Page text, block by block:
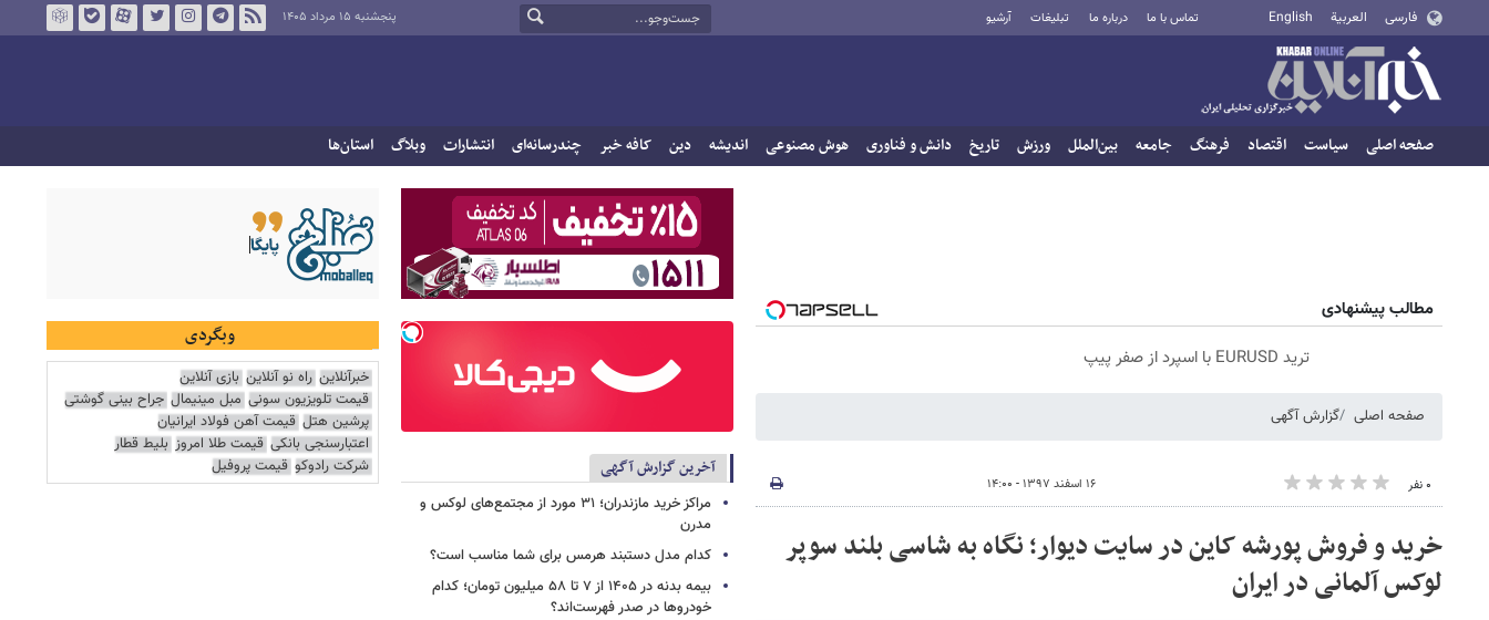
فارسی العربية English تماس با ما درباره ما تبلیغات آرشیو پنجشنبه ۱۵ مرداد ۱۴۰۵
صفحه اصلی سیاست اقتصاد فرهنگ جامعه بین‌الملل ورزش تاریخ دانش و فناوری هوش مصنوعی اندیشه دین کافه خبر چندرسانه‌ای انتشارات وبلاگ استان‌ها
مطالب پیشنهادی
ترید EURUSD با اسپرد از صفر پیپ
صفحه اصلی گزارش آگهی
۰ نفر ۱۶ اسفند ۱۳۹۷ - ۱۴:۰۰
خرید و فروش پورشه کاین در سایت دیوار؛ نگاه به شاسی بلند سوپر
لوکس آلمانی در ایران
آخرین گزارش آگهی
مراکز خرید مازندران؛ ۳۱ مورد از مجتمع‌های لوکس و
مدرن
کدام مدل دستبند هرمس برای شما مناسب است؟
بیمه بدنه در ۱۴۰۵ از ۷ تا ۵۸ میلیون تومان؛ کدام
خودروها در صدر فهرست‌اند؟
وبگردی
خبرآنلاین راه نو آنلاین بازی آنلاین
قیمت تلویزیون سونی مبل مینیمال جراح بینی گوشتی
پرشین هتل قیمت آهن فولاد ایرانیان
اعتبارسنجی بانکی قیمت طلا امروز بلیط قطار
شرکت رادوکو قیمت پروفیل